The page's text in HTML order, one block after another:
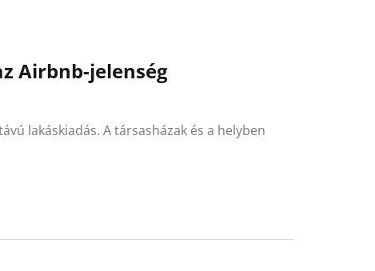
Airbnb-jelenség
lakáskiadás. A társasházak és a helyben